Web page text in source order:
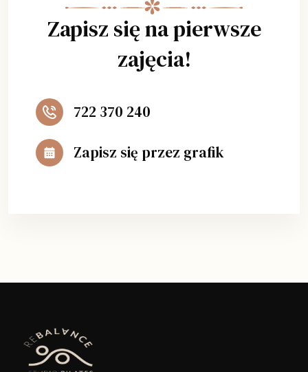
Zapisz się na pierwsze
zajęcia!
722 370 240
Zapisz się przez grafik